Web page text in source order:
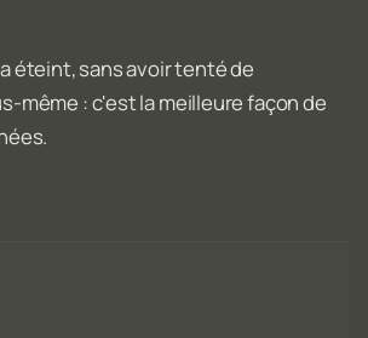
éteint, sans avoir tenté de
même : c'est la meilleure façon de